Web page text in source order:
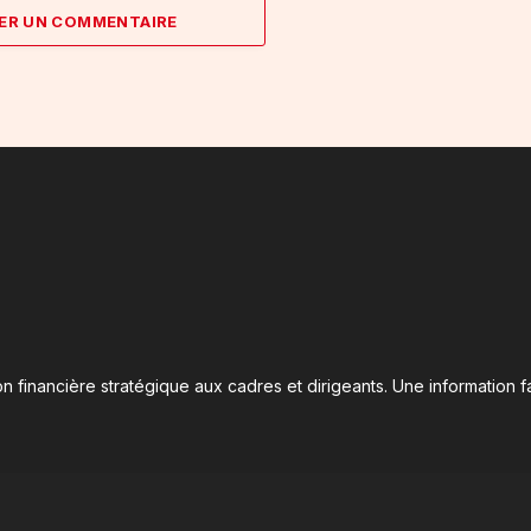
UN COMMENTAIRE
financière stratégique aux cadres et dirigeants. Une information